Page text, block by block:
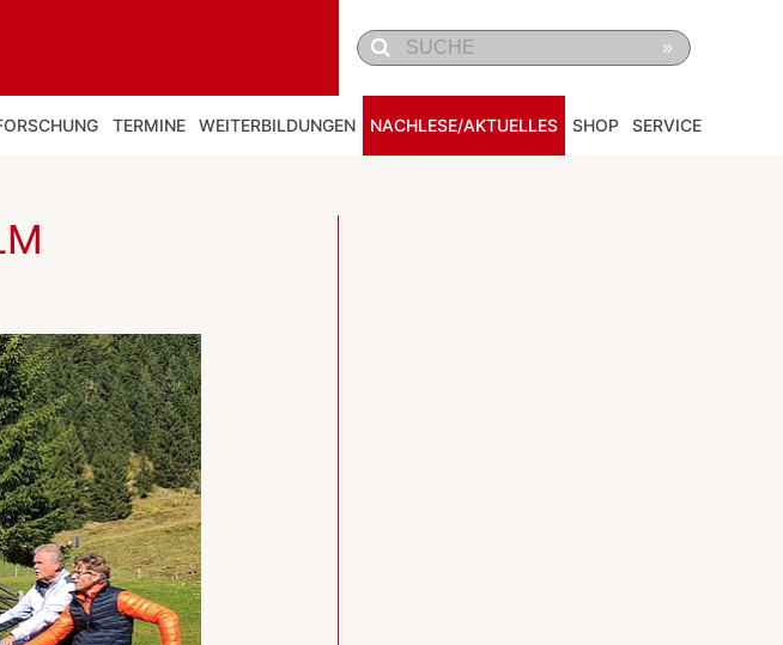
»
TERMINE WEITERBILDUNGEN NACHLESE/AKTUELLES SHOP SERVICE